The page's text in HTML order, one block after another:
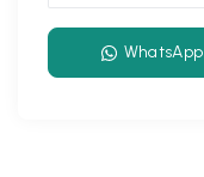
WhatsApp